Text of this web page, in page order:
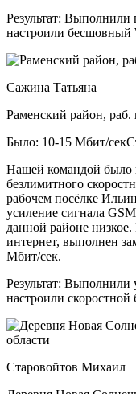
Результат: Выполнили
настроили бесшовный
Сажина Татьяна
Раменский район,
Было: 10-15 Мбит/сек
Нашей командой было
безлимитного
рабочем посёлке
усиление сигнала
данной районе
интернет, выполнен
Мбит/сек.
Результат: Выполнили
настроили
Старовойтов Михаил